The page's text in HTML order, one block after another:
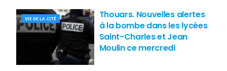
VIE DE LA CITÉ
Thouars. Nouvelles alertes
à la bombe dans les lycées
Saint-Charles et Jean
Moulin ce mercredi